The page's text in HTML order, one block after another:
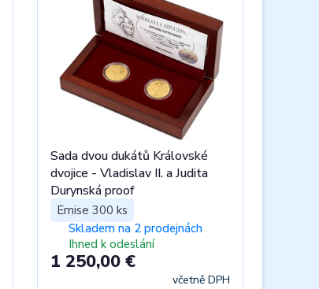
Sada dvou dukátů Královské
dvojice - Vladislav II. a Judita
Durynská proof
Emise 300 ks
Skladem na 2 prodejnách
Ihned k odeslání
1 250,00 €
včetně DPH